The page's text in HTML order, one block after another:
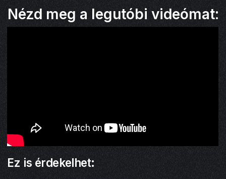
Nézd meg a legutóbi videómat:
Ez is érdekelhet: